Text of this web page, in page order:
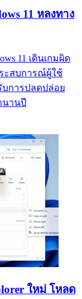
11 หลงทาง
11 เดินเกมผิด
ะสบการณ์ผู้ใช้
บการปลดปล่อย
นานปี
ใหม่ โหลด